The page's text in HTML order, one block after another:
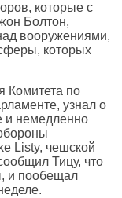
которые с
Болтон,
вооружениями,
которых
Комитета по
узнал о
и немедленно
Listy, чешской
Тицу, что
и пообещал